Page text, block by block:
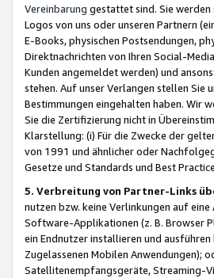
Vereinbarung gestattet sind. Sie
Logos von uns oder unseren Partnern
E-Books, physischen Postsendungen,
Direktnachrichten von Ihren Social-
Kunden angemeldet werden) und
stehen. Auf unser Verlangen stellen Sie
Bestimmungen eingehalten haben. Wir
Sie die Zertifizierung nicht in
Klarstellung: (i) Für die Zwecke der
von 1991 und ähnlicher oder
Gesetze und Standards und Best
5. Verbreitung von Partner-Links
nutzen bzw. keine Verlinkungen auf
Software-Applikationen (z. B. Browser
ein Endnutzer installieren und
Zugelassenen Mobilen Anwendungen);
Satellitenempfangsgeräte, Streaming-